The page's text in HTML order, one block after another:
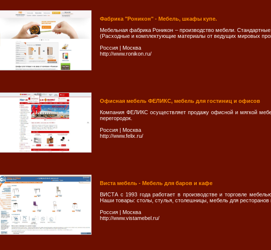
Фабрика "Роникон" - Мебель, шкафы купе.
Мебельная фабрика Роникон – производство мебели.
(Расходные и комплектующие материалы от ведущих мировых
Россия | Москва
http://www.ronikon.ru/
Офисная мебель ФЕЛИКС, мебель для гостиниц и офисов
Компания ФЕЛИКС осуществляет продажу офисной и мягкой
перегородок.
Россия | Москва
http://www.felix.ru/
Виста мебель - Мебель для баров и кафе
ВИСТА с 1993 года работает в производстве и торговле
Наши товары: столы, стулья, столешницы, мебель для ресторанов
Россия | Москва
http://www.vistamebel.ru/